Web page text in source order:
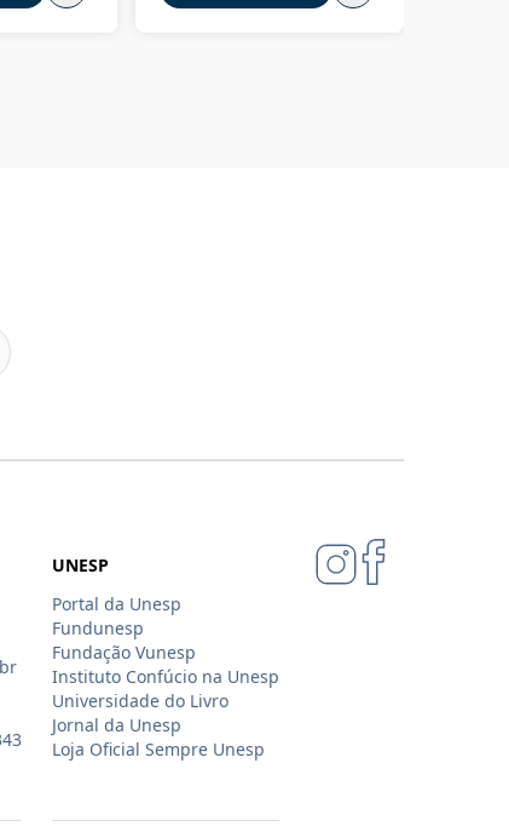
UNESP
Portal da Unesp
Fundunesp
Fundação Vunesp
Instituto Confúcio na Unesp
Universidade do Livro
Jornal da Unesp
Loja Oficial Sempre Unesp